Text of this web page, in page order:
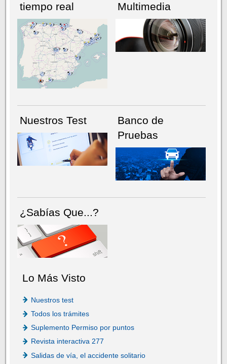
NÚMERO ACTUALHEMEROTECA
tiempo real
Multimedia
Nuestros Test
Banco de
Pruebas
¿Sabías Que...?
Lo Más Visto
Nuestros test
Todos los trámites
Suplemento Permiso por puntos
Revista interactiva 277
Salidas de vía, el accidente solitario